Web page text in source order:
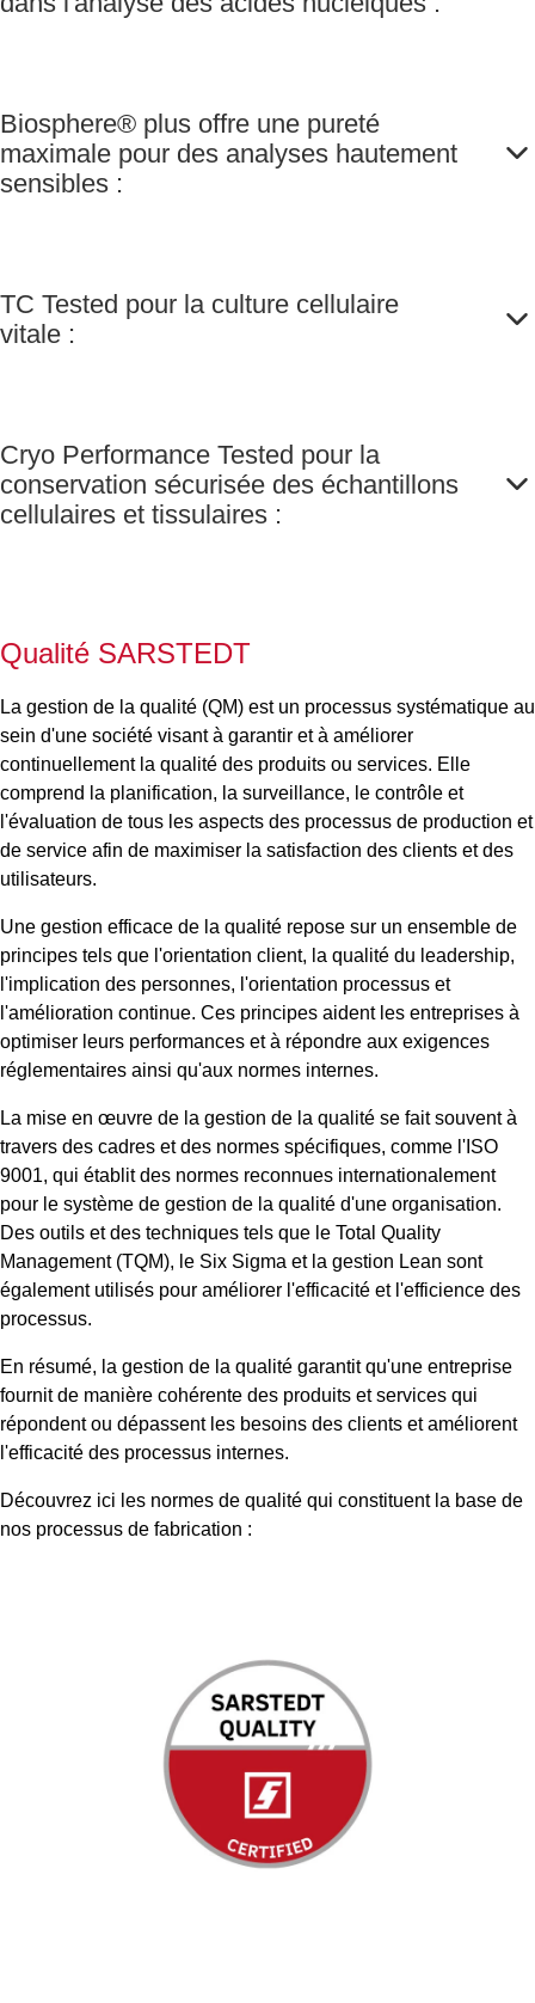
Biosphere® plus offre une pureté
maximale pour des analyses hautement
sensibles :
TC Tested pour la culture cellulaire
vitale :
Cryo Performance Tested pour la
conservation sécurisée des échantillons
cellulaires et tissulaires :
Qualité SARSTEDT
La gestion de la qualité (QM) est un processus systématique au
sein d'une société visant à garantir et à améliorer
continuellement la qualité des produits ou services. Elle
comprend la planification, la surveillance, le contrôle et
l'évaluation de tous les aspects des processus de production et
de service afin de maximiser la satisfaction des clients et des
utilisateurs.
Une gestion efficace de la qualité repose sur un ensemble de
principes tels que l'orientation client, la qualité du leadership,
l'implication des personnes, l'orientation processus et
l'amélioration continue. Ces principes aident les entreprises à
optimiser leurs performances et à répondre aux exigences
réglementaires ainsi qu'aux normes internes.
La mise en œuvre de la gestion de la qualité se fait souvent à
travers des cadres et des normes spécifiques, comme l'ISO
9001, qui établit des normes reconnues internationalement
pour le système de gestion de la qualité d'une organisation.
Des outils et des techniques tels que le Total Quality
Management (TQM), le Six Sigma et la gestion Lean sont
également utilisés pour améliorer l'efficacité et l'efficience des
processus.
En résumé, la gestion de la qualité garantit qu'une entreprise
fournit de manière cohérente des produits et services qui
répondent ou dépassent les besoins des clients et améliorent
l'efficacité des processus internes.
Découvrez ici les normes de qualité qui constituent la base de
nos processus de fabrication :